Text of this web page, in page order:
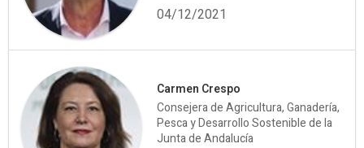
04/12/2021
Carmen Crespo
Consejera de Agricultura, Ganadería,
Pesca y Desarrollo Sostenible de la
Junta de Andalucía